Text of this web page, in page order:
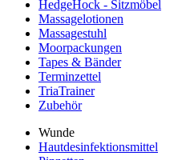
HedgeHock - Sitzmöbel
Massagelotionen
Massagestuhl
Moorpackungen
Tapes & Bänder
Terminzettel
TriaTrainer
Zubehör
Wunde
Hautdesinfektionsmittel